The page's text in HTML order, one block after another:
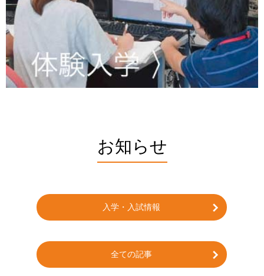
お知らせ
入学・入試情報
全ての記事